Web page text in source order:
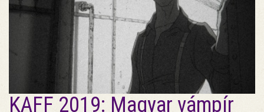
KAFF 2019: Magyar vámpír